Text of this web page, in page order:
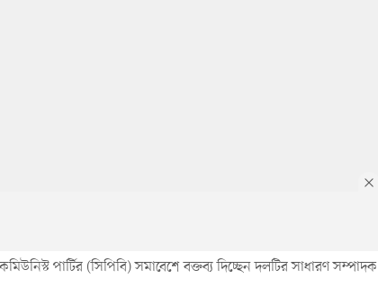
পার্টির (সিপিবি) সমাবেশে বক্তব৵ দিচ্ছেন দলটির সাধারণ সম্পাদক